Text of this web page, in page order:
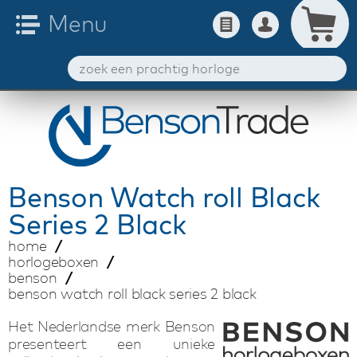
Benson Watch roll Black
Series 2 Black
home
horlogeboxen
benson
benson watch roll black series 2 black
Het Nederlandse merk Benson
presenteert een unieke